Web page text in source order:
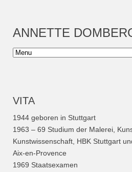
ANNETTE
VITA
1944 geboren in Stuttgart
1963 – 69 Studium der Malerei,
Kunstwissenschaft, HBK Stuttgart
Aix-en-Provence
1969 Staatsexamen